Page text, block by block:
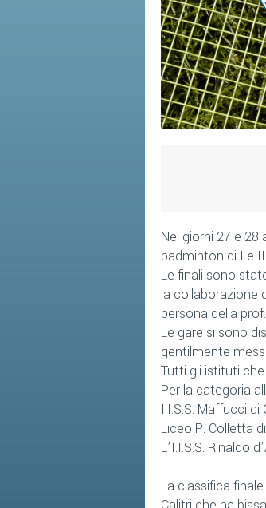
Nei giorni 27 e
badminton di I e
Le finali sono
la collaborazione
persona della
Le gare si sono
gentilmente
Tutti gli istituti
Per la categoria
I.I.S.S. Maffucci di
Liceo P. Colletta
L’I.I.S.S. Rinaldo
La classifica